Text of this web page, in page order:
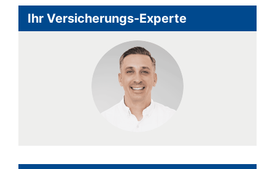
Ihr Versicherungs-Experte